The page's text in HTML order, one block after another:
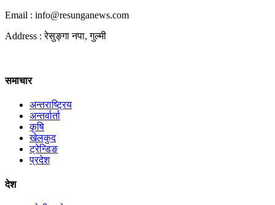
Email : info@resunganews.com
Address : रेसुङ्गा नपा, गुल्मी
समाचार
अन्तराष्ट्रिय
अन्तर्वार्ता
कृषि
खेलकुद
ट्रेन्डिङ
प्रदेश
देश